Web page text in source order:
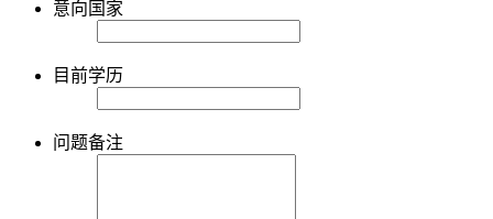
意向国家
目前学历
问题备注